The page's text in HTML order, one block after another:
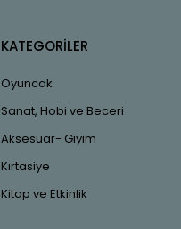
KATEGORİLER
Oyuncak
Sanat, Hobi ve Beceri
Aksesuar- Giyim
Kırtasiye
Kitap ve Etkinlik